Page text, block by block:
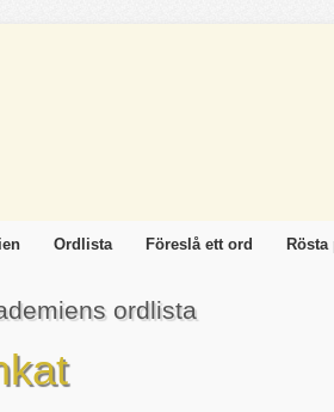
Ordlista Föreslå ett ord
ordlista